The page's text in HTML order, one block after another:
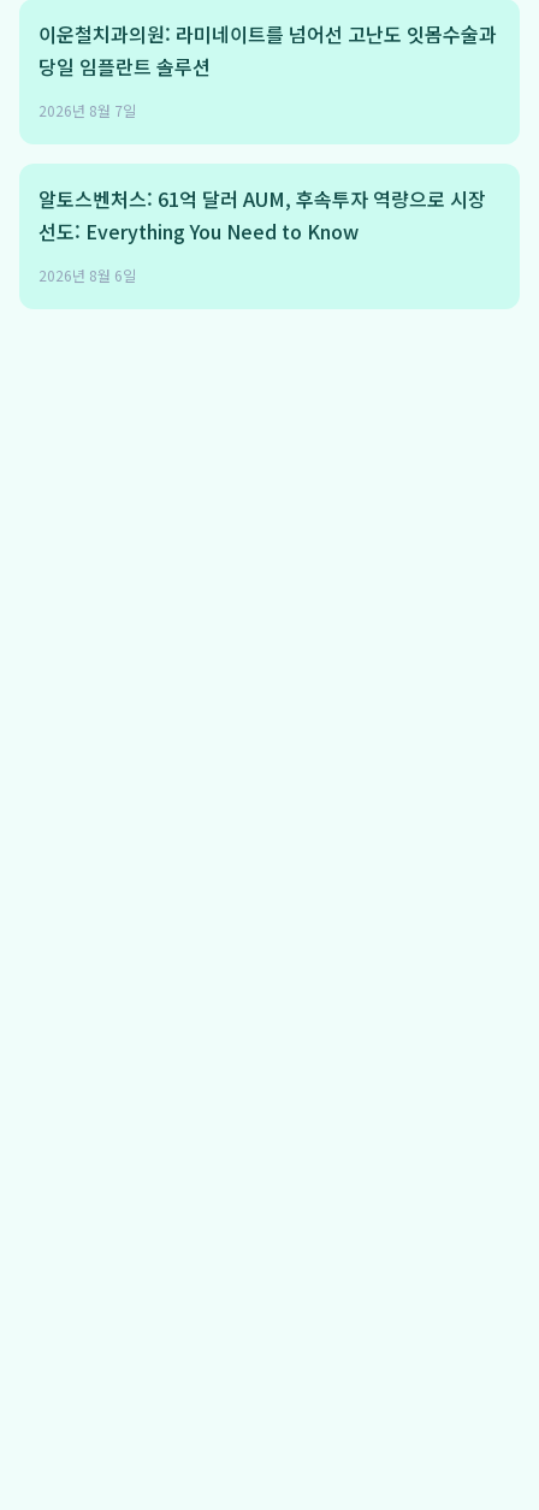
이운철치과의원: 라미네이트를 넘어선 고난도 잇몸수술과
당일 임플란트 솔루션
2026년 8월 7일
알토스벤처스: 61억 달러 AUM, 후속투자 역량으로 시장
선도: Everything You Need to Know
2026년 8월 6일